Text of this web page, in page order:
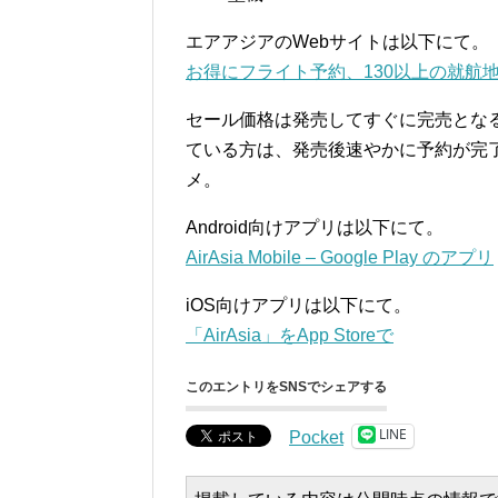
エアアジアのWebサイトは以下にて。
お得にフライト予約、130以上の就航
セール価格は発売してすぐに完売と
ている方は、発売後速やかに予約が
メ。
Android向けアプリは以下にて。
AirAsia Mobile – Google Play のアプリ
iOS向けアプリは以下にて。
「AirAsia」をApp Storeで
このエントリをSNSでシェアする
Pocket LINE